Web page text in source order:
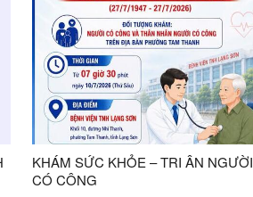
KHÁM SỨC KHỎE – TRI ÂN NGƯỜI
CÓ CÔNG